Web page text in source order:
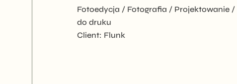
Fotoedycja Fotografia Projektowanie
do druku
Client: Flunk